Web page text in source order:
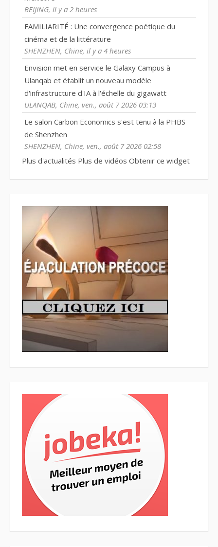
BEIJING, il y a 2 heures
FAMILIARITÉ : Une convergence poétique du
cinéma et de la littérature
SHENZHEN, Chine, il y a 4 heures
Envision met en service le Galaxy Campus à
Ulanqab et établit un nouveau modèle
d'infrastructure d'IA à l'échelle du gigawatt
ULANQAB, Chine, ven., août 7 2026 03:13
Le salon Carbon Economics s'est tenu à la PHBS
de Shenzhen
SHENZHEN, Chine, ven., août 7 2026 02:58
Plus d'actualités Plus de vidéos Obtenir ce widget